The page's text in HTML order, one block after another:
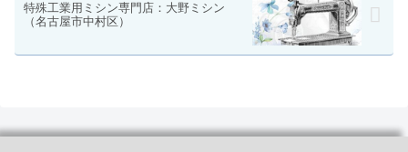
特殊工業用ミシン専門店：大野ミシン
（名古屋市中村区）